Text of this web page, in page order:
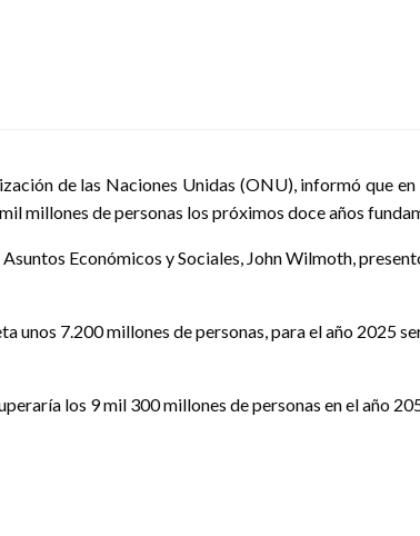
de las Naciones Unidas (ONU), informó que
millones de personas los próximos doce años
Económicos y Sociales, John Wilmoth,
unos 7.200 millones de personas, para el año 2025
los 9 mil 300 millones de personas en el año